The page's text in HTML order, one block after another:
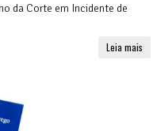
da Corte em Incidente de
Leia mais